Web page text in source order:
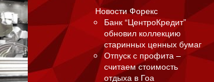
Новости Форекс
Банк “ЦентроКредит”
обновил коллекцию
старинных ценных бумаг
Отпуск с профита –
считаем стоимость
отдыха в Гоа